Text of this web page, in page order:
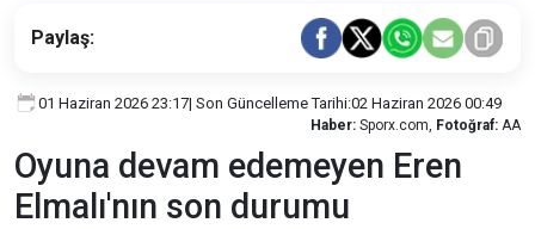
Paylaş:
01 Haziran 2026 23:17| Son Güncelleme Tarihi:02 Haziran 2026 00:49
Haber: Sporx.com, Fotoğraf: AA
Oyuna devam edemeyen Eren
Elmalı'nın son durumu